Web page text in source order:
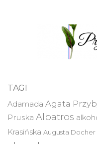
TAGI
Adamada Agata
Pruska Albatros
Krasińska Augusta Docher